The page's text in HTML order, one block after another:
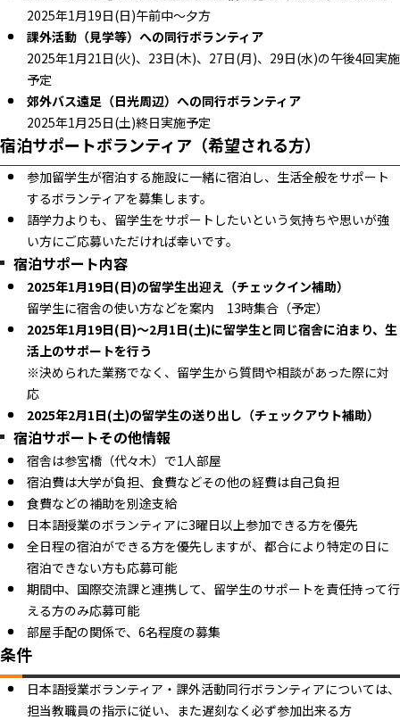
2025年1月19日(日)午前中～夕方
課外活動（見学等）への同行ボランティア
2025年1月21日(火)、23日(木)、27日(月)、29日(水)の午後4回実施
予定
郊外バス遠足（日光周辺）への同行ボランティア
2025年1月25日(土)終日実施予定
宿泊サポートボランティア（希望される方）
参加留学生が宿泊する施設に一緒に宿泊し、生活全般をサポート
するボランティアを募集します。
語学力よりも、留学生をサポートしたいという気持ちや思いが強
い方にご応募いただければ幸いです。
宿泊サポート内容
2025年1月19日(日)の留学生出迎え（チェックイン補助）
留学生に宿舎の使い方などを案内 13時集合（予定）
2025年1月19日(日)～2月1日(土)に留学生と同じ宿舎に泊まり、生
活上のサポートを行う
※決められた業務でなく、留学生から質問や相談があった際に対
応
2025年2月1日(土)の留学生の送り出し（チェックアウト補助）
宿泊サポートその他情報
宿舎は参宮橋（代々木）で1人部屋
宿泊費は大学が負担、食費などその他の経費は自己負担
食費などの補助を別途支給
日本語授業のボランティアに3曜日以上参加できる方を優先
全日程の宿泊ができる方を優先しますが、都合により特定の日に
宿泊できない方も応募可能
期間中、国際交流課と連携して、留学生のサポートを責任持って行
える方のみ応募可能
部屋手配の関係で、6名程度の募集
条件
日本語授業ボランティア・課外活動同行ボランティアについては、
担当教職員の指示に従い、また遅刻なく必ず参加出来る方